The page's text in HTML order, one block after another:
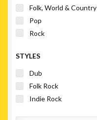
Folk, World & Country
Pop
Rock
STYLES
Dub
Folk Rock
Indie Rock